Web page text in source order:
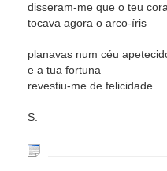
disseram-me que o teu
tocava agora o arco-íris
planavas num céu
e a tua fortuna
revestiu-me de felicidade
S.